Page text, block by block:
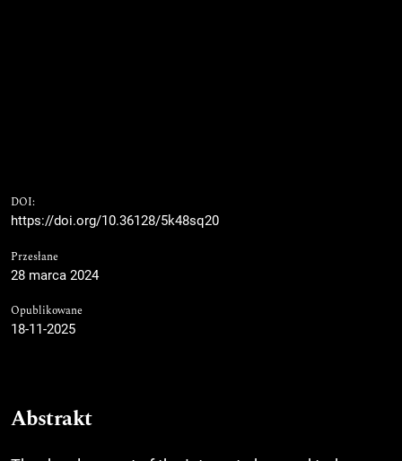
DOI:
https://doi.org/10.36128/5k48sq20
Przesłane
28 marca 2024
Opublikowane
18-11-2025
Abstrakt